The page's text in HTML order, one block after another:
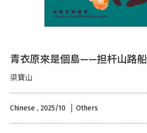
青衣原來是個島——担杆山路
梁寶山
Chinese , 2025/10 Others